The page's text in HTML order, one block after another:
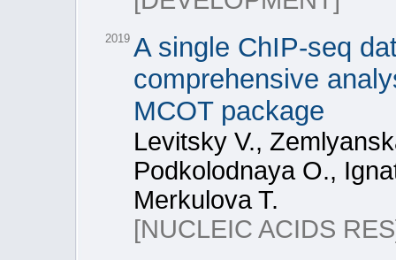
2019 A single ChIP-seq
comprehensive
MCOT package
Levitsky V.,
Podkolodnaya O.,
Merkulova T.
[NUCLEIC ACIDS